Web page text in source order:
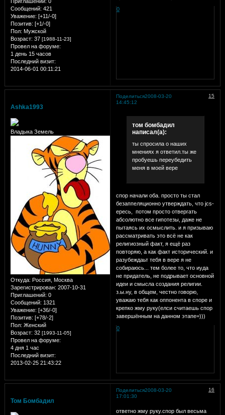
Сообщений: 421
Уважение: [+11/-0]
Позитив: [+1/-0]
Пол: Мужской
Возраст: 37 [1988-11-23]
Провел на форуме:
1 день 15 часов
Последний визит:
2014-06-01 00:11:21
0
Поделиться 15
2008-03-20
14:45:12
Ashka1993
Владыка Земель
Откуда: Россия, Москва
Зарегистрирован: 2007-10-31
Приглашений: 0
Сообщений: 1321
Уважение: [+36/-0]
Позитив: [+78/-2]
Пол: Женский
Возраст: 32 [1993-11-05]
Провел на форуме:
4 дня 1 час
Последний визит:
2013-02-25 21:43:22
том бомбадил
написал(а):
ты спросила о наших
мнениях я ответил.ты же
пробуешь переубедить
меня в моей вере
спор начали оба. просто ты стал
безаппеляционно утверждать, что jcs-
ересь, потом просто отвергать
абсолютно все гипотезы, даже не
пытаясь их осмыслить. и я призываю
рассматривать это всё не как
религиозный факт, я ещё раз
повторяю, а как факт исторический. и
разубеждаьт тебя в вере я не
собираюсь... тем более то, что иуда
не придатель, не подрывает основной
идеи и смысла создания религии.
з.ы.ну, в общем, честно говорю,
уважаю тебя как оппонента в споре и
крепко жму руку(елси считаешь спор
завершённым на данном этапе=)))
0
Поделиться 16
2008-03-20
17:01:30
Том Бомбадил
ответно жму руку.спор был весьма